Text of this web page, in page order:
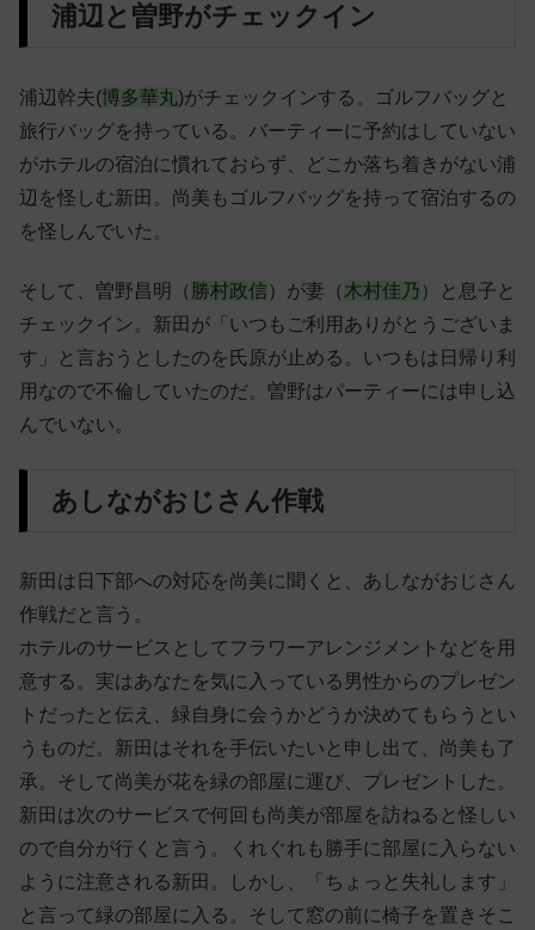
浦辺と曽野がチェックイン
浦辺幹夫(博多華丸)がチェックインする。ゴルフバッグと
旅行バッグを持っている。バーティーに予約はしていない
がホテルの宿泊に慣れておらず、どこか落ち着きがない浦
辺を怪しむ新田。尚美もゴルフバッグを持って宿泊するの
を怪しんでいた。
そして、曽野昌明（ 勝村政信 ）が妻（ 木村佳乃 ）と息子と
チェックイン。新田が「いつもご利用ありがとうございま
す」と言おうとしたのを氏原が止める。いつもは日帰り利
用なので不倫していたのだ。曽野はパーティーには申し込
んでいない。
あしながおじさん作戦
新田は日下部への対応を尚美に聞くと、あしながおじさん
作戦だと言う。
ホテルのサービスとしてフラワーアレンジメントなどを用
意する。実はあなたを気に入っている男性からのプレゼン
トだったと伝え、緑自身に会うかどうか決めてもらうとい
うものだ。新田はそれを手伝いたいと申し出て、尚美も了
承。そして尚美が花を緑の部屋に運び、プレゼントした。
新田は次のサービスで何回も尚美が部屋を訪ねると怪しい
ので自分が行くと言う。くれぐれも勝手に部屋に入らない
ように注意される新田。しかし、「ちょっと失礼します」
と言って緑の部屋に入る。そして窓の前に椅子を置きそこ